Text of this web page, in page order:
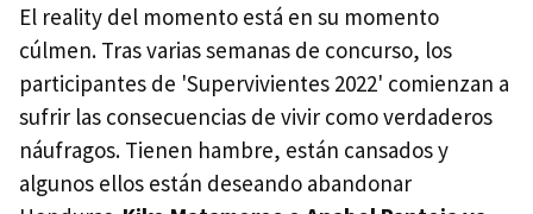
El reality del momento está en su momento
cúlmen. Tras varias semanas de concurso, los
participantes de 'Supervivientes 2022' comienzan a
sufrir las consecuencias de vivir como verdaderos
náufragos. Tienen hambre, están cansados y
algunos ellos están deseando abandonar